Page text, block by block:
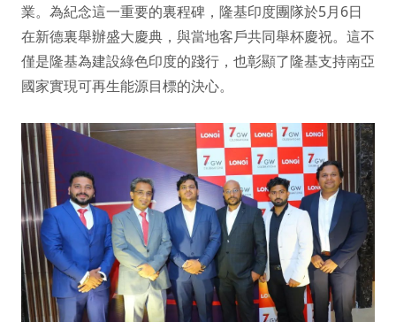
業。為紀念這一重要的裏程碑，隆基印度團隊於5月6日
在新德裏舉辦盛大慶典，與當地客戶共同舉杯慶祝。這不
僅是隆基為建設綠色印度的踐行，也彰顯了隆基支持南亞
國家實現可再生能源目標的決心。